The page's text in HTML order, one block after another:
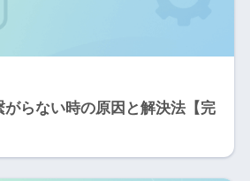
らない時の原因と解決法【完